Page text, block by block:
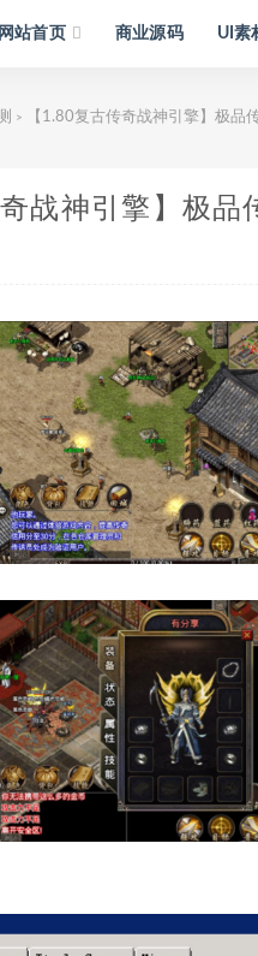
网站首页 商业源码 UI素
> 【1.80复古传奇战神引擎】极品
奇战神引擎】极